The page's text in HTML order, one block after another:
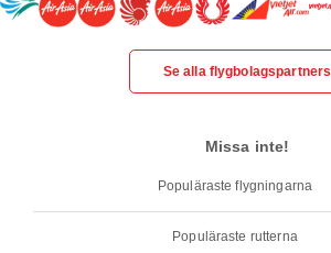
Se alla flygbolagspartners
Missa inte!
Populäraste flygningarna
Populäraste rutterna